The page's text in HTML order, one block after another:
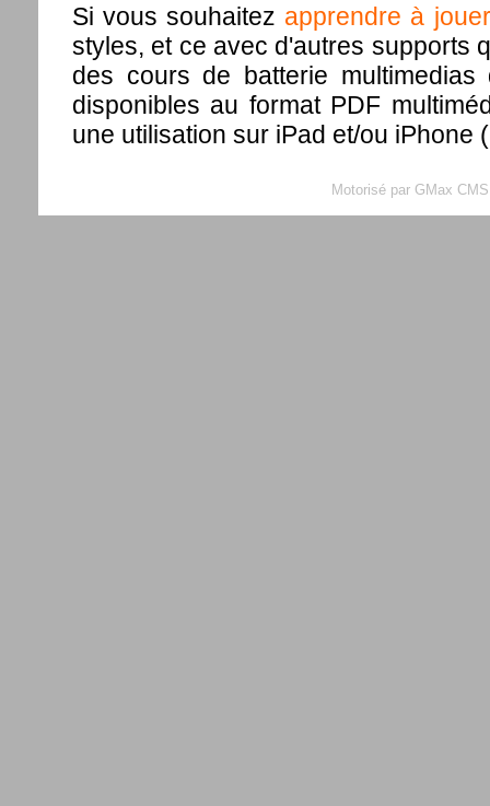
Si vous souhaitez apprendre à
styles, et ce avec d'autres supports
des cours de batterie multimedias
disponibles au format PDF
une utilisation sur iPad et/ou iPhone
Motorisé par GMax